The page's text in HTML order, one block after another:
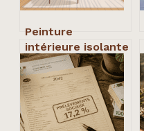
Peinture
intérieure isolante
thermique : guide
complet pour bien
choisir